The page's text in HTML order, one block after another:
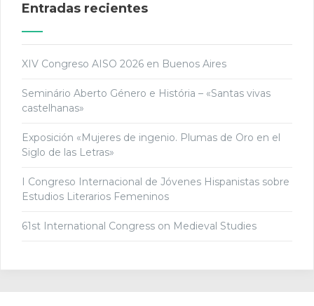
Entradas recientes
XIV Congreso AISO 2026 en Buenos Aires
Seminário Aberto Género e História – «Santas vivas
castelhanas»
Exposición «Mujeres de ingenio. Plumas de Oro en el
Siglo de las Letras»
I Congreso Internacional de Jóvenes Hispanistas sobre
Estudios Literarios Femeninos
61st International Congress on Medieval Studies